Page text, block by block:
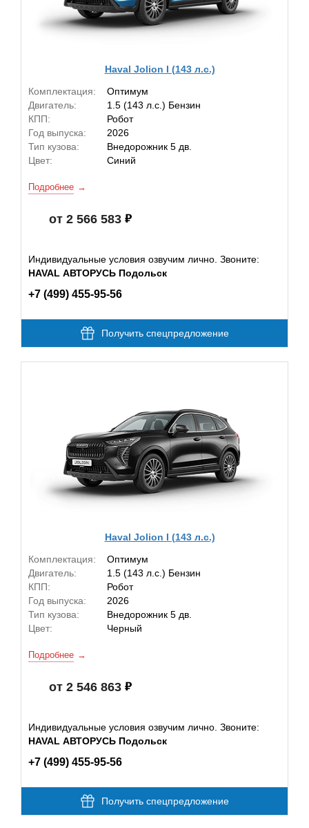
Haval Jolion I (143 л.с.)
Комплектация:
Оптимум
Двигатель:
1.5 (143 л.с.) Бензин
КПП:
Робот
Год выпуска:
2026
Тип кузова:
Внедорожник 5 дв.
Цвет:
Синий
Подробнее
от 2 566 583
Индивидуальные условия озвучим лично. Звоните:
HAVAL АВТОРУСЬ Подольск
+7 (499) 455-95-56
Получить спецпредложение
Haval Jolion I (143 л.с.)
Комплектация:
Оптимум
Двигатель:
1.5 (143 л.с.) Бензин
КПП:
Робот
Год выпуска:
2026
Тип кузова:
Внедорожник 5 дв.
Цвет:
Черный
Подробнее
от 2 546 863
Индивидуальные условия озвучим лично. Звоните:
HAVAL АВТОРУСЬ Подольск
+7 (499) 455-95-56
Получить спецпредложение